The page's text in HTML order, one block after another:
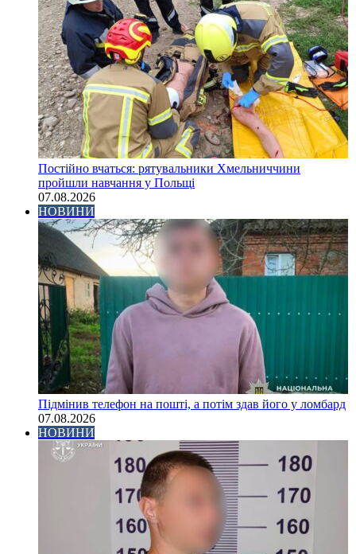
Постійно вчаться: рятувальники Хмельниччини
пройшли навчання у Польщі
07.08.2026
НОВИНИ
Підмінив телефон на пошті, а потім здав його у ломбард
07.08.2026
НОВИНИ